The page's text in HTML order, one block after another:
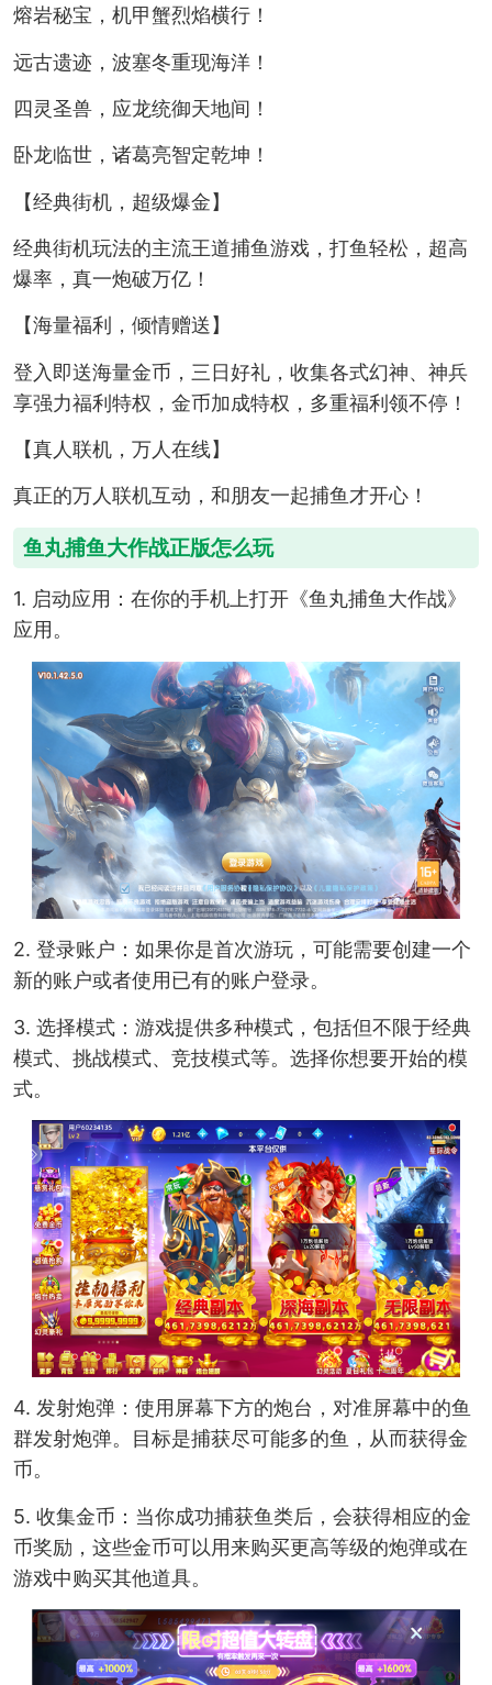
熔岩秘宝，机甲蟹烈焰横行！
远古遗迹，波塞冬重现海洋！
四灵圣兽，应龙统御天地间！
卧龙临世，诸葛亮智定乾坤！
【经典街机，超级爆金】
经典街机玩法的主流王道捕鱼游戏，打鱼轻松，超高
爆率，真一炮破万亿！
【海量福利，倾情赠送】
登入即送海量金币，三日好礼，收集各式幻神、神兵
享强力福利特权，金币加成特权，多重福利领不停！
【真人联机，万人在线】
真正的万人联机互动，和朋友一起捕鱼才开心！
鱼丸捕鱼大作战正版怎么玩
1. 启动应用：在你的手机上打开《鱼丸捕鱼大作战》
应用。
2. 登录账户：如果你是首次游玩，可能需要创建一个
新的账户或者使用已有的账户登录。
3. 选择模式：游戏提供多种模式，包括但不限于经典
模式、挑战模式、竞技模式等。选择你想要开始的模
式。
4. 发射炮弹：使用屏幕下方的炮台，对准屏幕中的鱼
群发射炮弹。目标是捕获尽可能多的鱼，从而获得金
币。
5. 收集金币：当你成功捕获鱼类后，会获得相应的金
币奖励，这些金币可以用来购买更高等级的炮弹或在
游戏中购买其他道具。